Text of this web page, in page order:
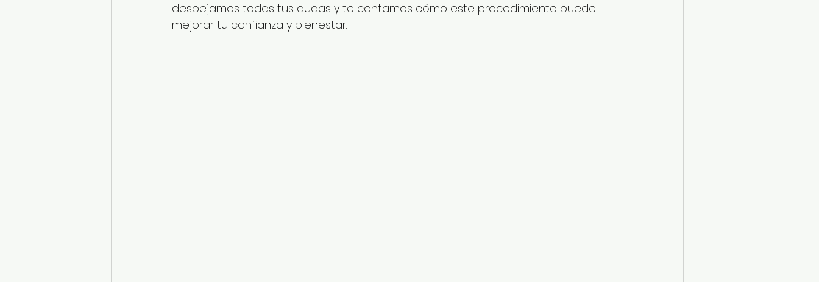
despejamos todas tus dudas y te contamos cómo este procedimiento puede
mejorar tu confianza y bienestar.